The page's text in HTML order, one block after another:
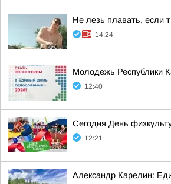
Не лезь плавать, если
14:24
Молодежь Республики
12:40
Сегодня День
12:21
Александр Карелин: